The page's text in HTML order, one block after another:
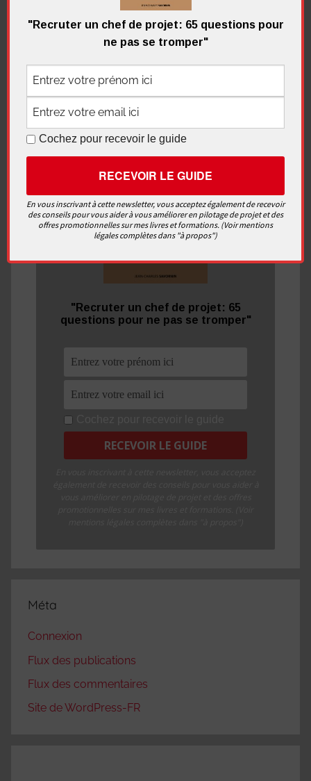
Recevezgratuitement
nouveau
"Recruter un chef de projet: 65
questions pour ne pas se tromper"
Méta
Connexion
Flux des publications
Flux des commentaires
Site de WordPress-FR
"Recruter un chef de projet: 65 questions pour
ne pas se tromper"
Cochez pour recevoir le guide
En vous inscrivant à cette newsletter, vous acceptez également de recevoir
des conseils pour vous aider à vous améliorer en pilotage de projet et des
offres promotionnelles sur mes livres et formations. (Voir mentions
légales complètes dans "à propos")